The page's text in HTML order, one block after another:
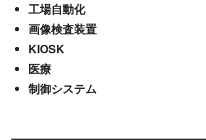
工場自動化
画像検査装置
KIOSK
医療
制御システム